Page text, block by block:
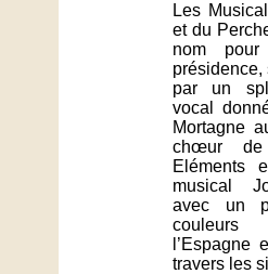
Les
et du
nom
présidence,
par un
vocal
Mortagne
chœur de
Eléments
musical
avec un
couleurs
l’Espagne
travers les